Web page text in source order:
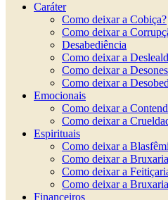
Caráter
Como deixar a Cobiça?
Como deixar a
Desabediência
Como deixar a
Como deixar a
Como deixar a
Emocionais
Como deixar a
Como deixar a
Espirituais
Como deixar a
Como deixar a
Como deixar a
Como deixar a
Financeiros